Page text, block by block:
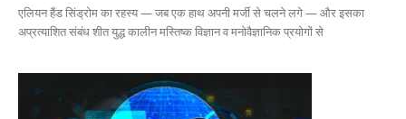
एलियन हैंड सिंड्रोम का रहस्य — जब एक हाथ अपनी मर्जी से चलने लगे — और इसका
अप्रत्याशित संबंध शीत युद्ध कालीन मस्तिष्क विज्ञान व मनोवैज्ञानिक प्रयोगों से